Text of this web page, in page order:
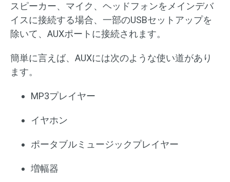
スピーカー、マイク、ヘッドフォンをメインデバ
イスに接続する場合、一部のUSBセットアップを
除いて、AUXポートに接続されます。
簡単に言えば、AUXには次のような使い道があり
ます。
MP3プレイヤー
イヤホン
ポータブルミュージックプレイヤー
増幅器